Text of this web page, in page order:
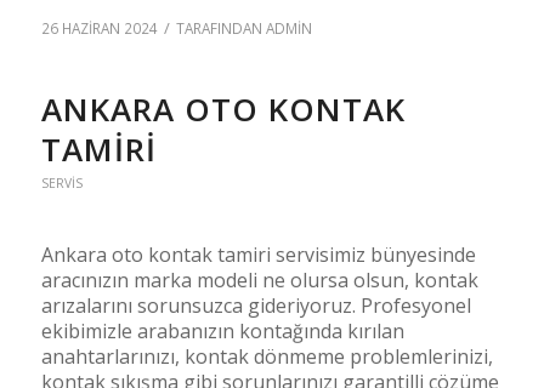
26 HAZIRAN 2024 / TARAFINDAN ADMIN
ANKARA OTO KONTAK
TAMIRI
SERVIS
Ankara oto kontak tamiri servisimiz bünyesinde
aracınızın marka modeli ne olursa olsun, kontak
arızalarını sorunsuzca gideriyoruz. Profesyonel
ekibimizle arabanızın kontağında kırılan
anahtarlarınızı, kontak dönmeme problemlerinizi,
kontak sıkışma gibi sorunlarınızı garantilli çözüme